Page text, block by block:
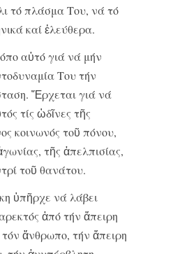
τό πλάσμα Του, νά τό
καί ἐλεύθερα.
αὐτό γιά νά μήν
Του τήν
Ἔρχεται γιά νά
τίς ὠδῖνες τῆς
κοινωνός τοῦ πόνου,
τῆς ἀπελπισίας,
τοῦ θανάτου.
ὑπῆρχε νά λάβει
ἀπό τήν ἄπειρη
ἄνθρωπο, τήν ἄπειρη